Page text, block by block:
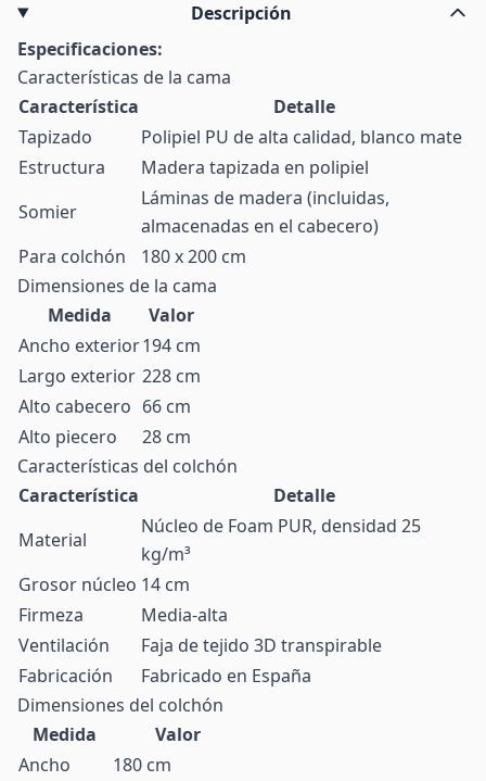
Descripción
Especificaciones:
Características de la cama
Característica
Detalle
Tapizado
Polipiel PU de alta calidad, blanco mate
Estructura
Madera tapizada en polipiel
Somier
Láminas de madera (incluidas,
almacenadas en el cabecero)
Para colchón
180 x 200 cm
Dimensiones de la cama
Medida
Valor
Ancho exterior194 cm
Largo exterior 228 cm
Alto cabecero 66 cm
Alto piecero
28 cm
Características del colchón
Característica
Detalle
Material
Núcleo de Foam PUR, densidad 25
kg/m³
Grosor núcleo 14 cm
Firmeza
Media-alta
Ventilación
Faja de tejido 3D transpirable
Fabricación
Fabricado en España
Dimensiones del colchón
Medida
Valor
Ancho
180 cm